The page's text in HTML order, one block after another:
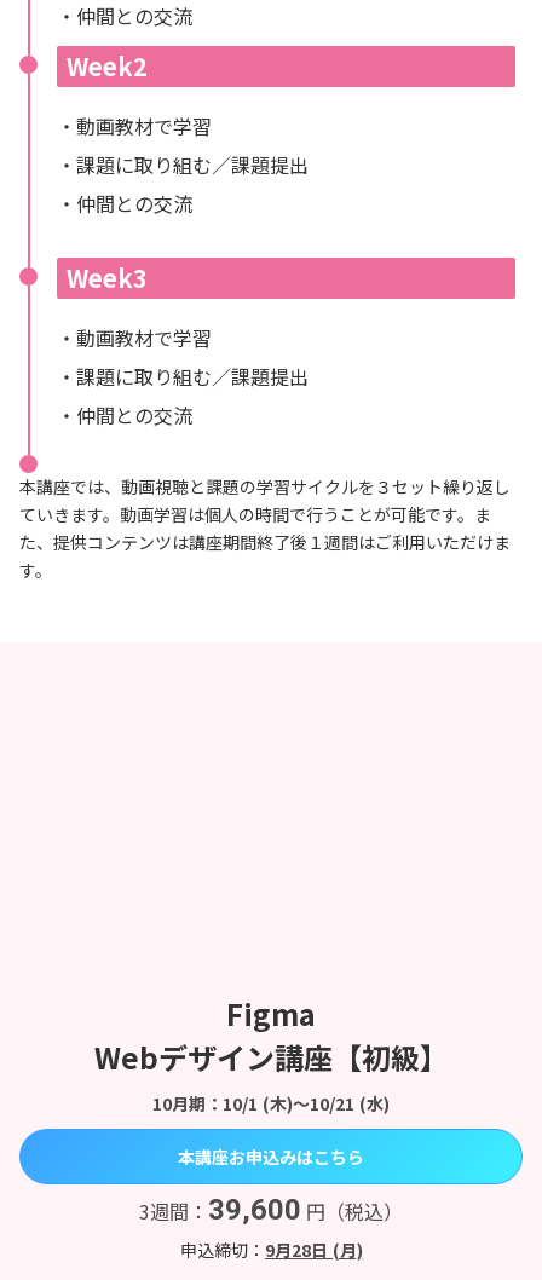
・仲間との交流
Week2
・動画教材で学習
・課題に取り組む／課題提出
・仲間との交流
Week3
・動画教材で学習
・課題に取り組む／課題提出
・仲間との交流
本講座では、動画視聴と課題の学習サイクルを３セット繰り返し
ていきます。動画学習は個人の時間で行うことが可能です。ま
た、提供コンテンツは講座期間終了後１週間はご利用いただけま
す。
Figma
Webデザイン講座【初級】
10月期：10/1 (木)〜10/21 (水)
本講座お申込みはこちら
3週間： 39,600 円（税込）
申込締切： 9月28日 (月)